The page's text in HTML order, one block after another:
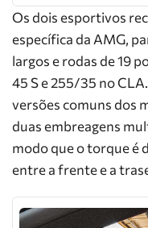
Os dois esportivos
específica da AMG,
largos e rodas de 19
45 S e 255/35 no
versões comuns dos
duas embreagens
modo que o torque é
entre a frente e a